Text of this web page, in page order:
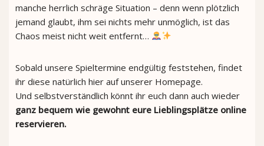
manche herrlich schräge Situation – denn wenn plötzlich
jemand glaubt, ihm sei nichts mehr unmöglich, ist das
Chaos meist nicht weit entfernt…
Sobald unsere Spieltermine endgültig feststehen, findet
ihr diese natürlich hier auf unserer Homepage.
Und selbstverständlich könnt ihr euch dann auch wieder
ganz bequem wie gewohnt eure Lieblingsplätze online
reservieren.